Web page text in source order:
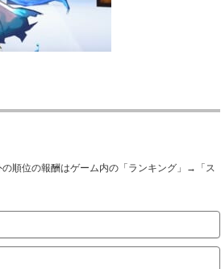
順位の報酬はゲーム内の「ランキング」→「ス